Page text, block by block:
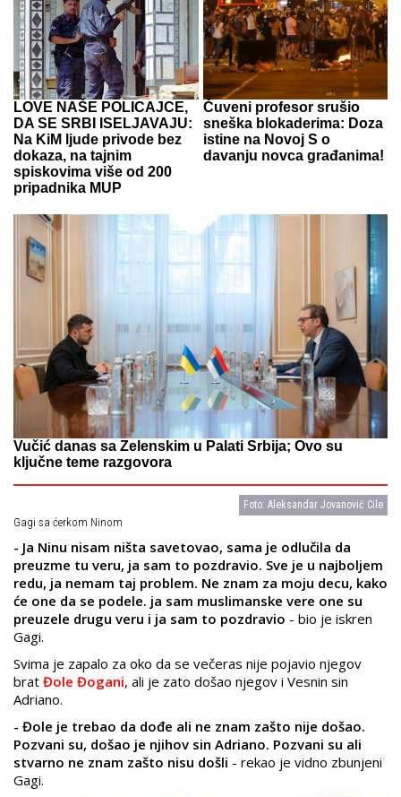
Foto: Aleksandar Jovanović Cile
LOVE NAŠE POLICAJCE,
DA SE SRBI ISELJAVAJU:
Na KiM ljude privode bez
dokaza, na tajnim
spiskovima više od 200
pripadnika MUP
Čuveni profesor srušio
sneška blokaderima: Doza
istine na Novoj S o
davanju novca građanima!
Vučić danas sa Zelenskim u Palati Srbija; Ovo su
ključne teme razgovora
Gagi sa ćerkom Ninom
- Ja Ninu nisam ništa savetovao, sama je odlučila da
preuzme tu veru, ja sam to pozdravio. Sve je u najboljem
redu, ja nemam taj problem. Ne znam za moju decu, kako
će one da se podele. ja sam muslimanske vere one su
preuzele drugu veru i ja sam to pozdravio - bio je iskren
Gagi.
Svima je zapalo za oko da se večeras nije pojavio njegov
brat Đole Đogani, ali je zato došao njegov i Vesnin sin
Adriano.
- Đole je trebao da dođe ali ne znam zašto nije došao.
Pozvani su, došao je njihov sin Adriano. Pozvani su ali
stvarno ne znam zašto nisu došli - rekao je vidno zbunjeni
Gagi.